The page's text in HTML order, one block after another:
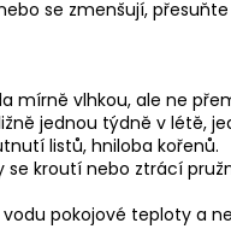
se zmenšují,
mírně vlhkou, ale ne
jednou týdně v létě,
listů, hniloba kořenů.
se kroutí nebo ztrácí
pokojové teploty a